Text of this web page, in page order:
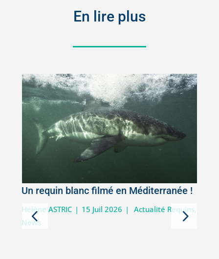
En lire plus
Un requin blanc filmé en Méditerranée !
Hélène ASTRIC | 15 Juil 2026 | Actualité Requins,
News